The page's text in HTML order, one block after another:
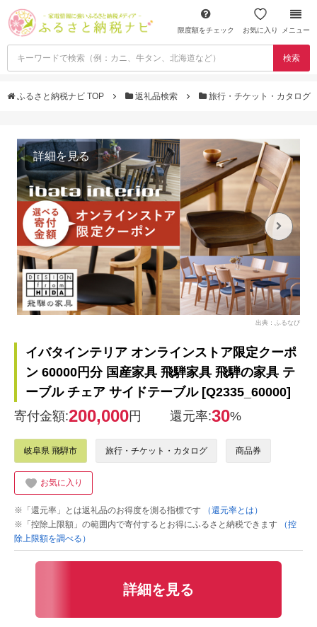
限度額をチェック お気に入り メニュー
検索
ふるさと納税ナビ TOP 返礼品検索 旅行・チケット・カタログ
詳細を見る
出典：ふるなび
イバタインテリア オンラインストア限定クーポ
ン 60000円分 国産家具 飛騨家具 飛騨の家具 テ
ーブル チェア サイドテーブル [Q2335_60000]
寄付金額:200,000円 還元率:30%
岐阜県 飛騨市 旅行・チケット・カタログ 商品券
お気に入り
※「還元率」とは返礼品のお得度を測る指標です
（還元率とは）
※「控除上限額」の範囲内で寄付するとお得にふるさと納税できます
（控
除上限額を調べる）
詳細を見る